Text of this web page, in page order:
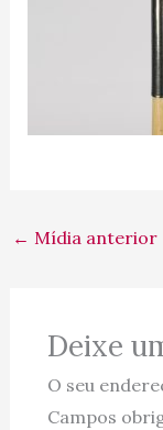
← Mídia anterior
Deixe
O seu
Campos